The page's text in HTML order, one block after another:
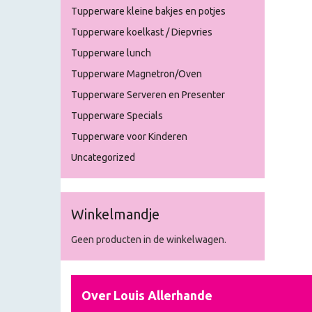
Tupperware kleine bakjes en potjes
Tupperware koelkast / Diepvries
Tupperware lunch
Tupperware Magnetron/Oven
Tupperware Serveren en Presenter
Tupperware Specials
Tupperware voor Kinderen
Uncategorized
Winkelmandje
Geen producten in de winkelwagen.
Over Louis Allerhande